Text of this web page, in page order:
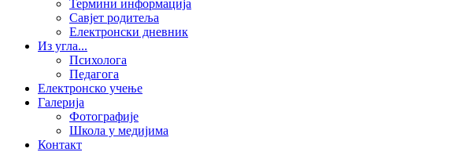
Термини информација
Савјет родитеља
Електронски дневник
Из угла...
Психолога
Педагога
Електронско учење
Галерија
Фотографије
Школа у медијима
Контакт